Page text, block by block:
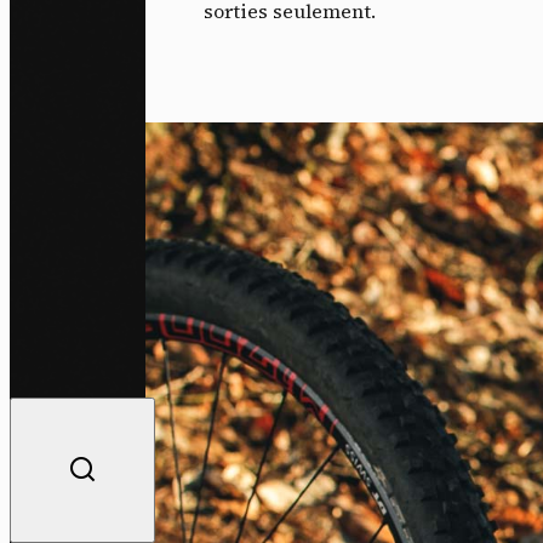
sorties seulement.